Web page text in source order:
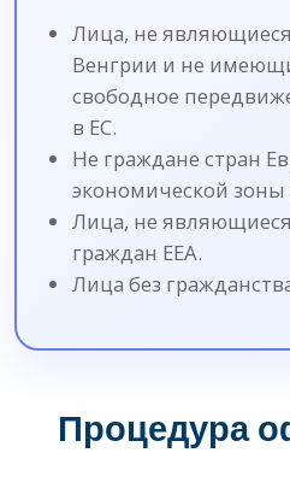
Лица, не
Венгрии и не
свободное
в ЕС.
Не граждане стран
экономической зоны
Лица, не
граждан EEA.
Лица без
Процедура